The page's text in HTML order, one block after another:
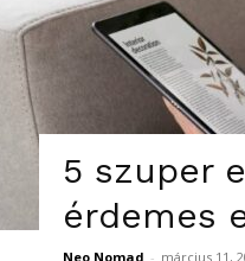
5 szuper
érdemes
Neo Nomad - március 11,